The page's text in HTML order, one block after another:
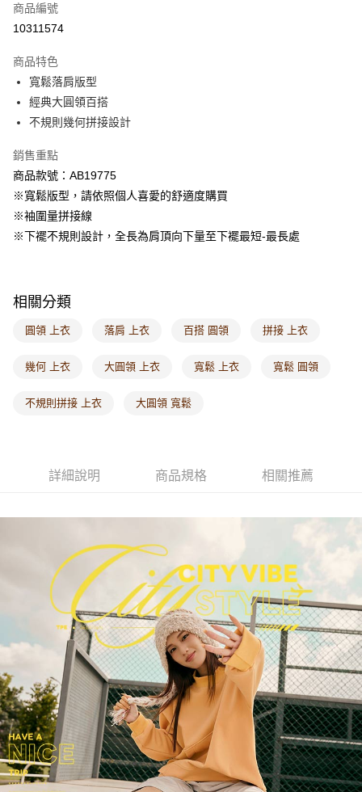
萊爾富取貨付款
付款後萊爾富取貨
每筆NT$60，滿NT$1,000(含以上)免運費
7-11取貨付款
每筆NT$60，滿NT$1,000(含以上)免運費
付款後7-11取貨
每筆NT$60，滿NT$1,000(含以上)免運費
宅配
每筆NT$60，滿NT$1,000(含以上)免運費
海外配送-港/澳/新/馬/泰國專屬 查看運費
海外配送-其他亞洲地區 查看運費
商品編號
10311574
商品特色
寬鬆落肩版型
經典大圓領百搭
不規則幾何拼接設計
銷售重點
商品款號：AB19775
※寬鬆版型，請依照個人喜愛的舒適度購買
※袖圍量拼接線
※下襬不規則設計，全長為肩頂向下量至下襬最短-最長處
相關分類
圓領 上衣 落肩 上衣 百搭 圓領 拼接 上衣
幾何 上衣 大圓領 上衣 寬鬆 上衣 寬鬆 圓領
不規則拼接 上衣 大圓領 寬鬆
詳細說明 商品規格 相關推薦